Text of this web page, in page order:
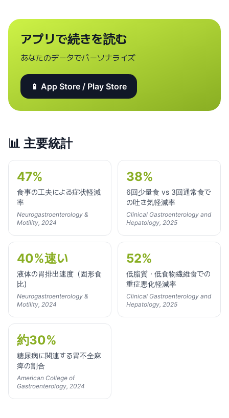
アプリで続きを読む
あなたのデータでパーソナライズ
📱 App Store / Play Store
📊 主要統計
47%
食事の工夫による症状軽減
率
Neurogastroenterology &
Motility, 2024
38%
6回少量食 vs 3回通常食で
の吐き気軽減率
Clinical Gastroenterology and
Hepatology, 2025
40%速い
液体の胃排出速度（固形食
比）
Neurogastroenterology &
Motility, 2024
52%
低脂質・低食物繊維食での
重症悪化軽減率
Clinical Gastroenterology and
Hepatology, 2025
約30%
糖尿病に関連する胃不全麻
痺の割合
American College of
Gastroenterology, 2024